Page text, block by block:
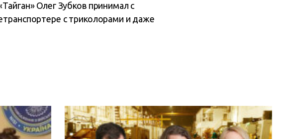
Олег Зубков принимал с
с триколорами и даже